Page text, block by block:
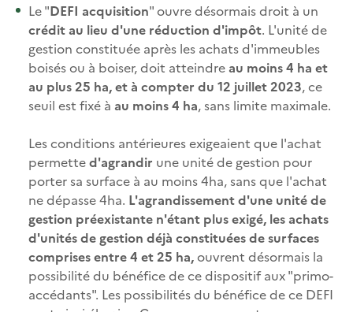
Le "DEFI acquisition" ouvre désormais droit à un
crédit au lieu d'une réduction d'impôt. L'unité de
gestion constituée après les achats d'immeubles
boisés ou à boiser, doit atteindre au moins 4 ha et
au plus 25 ha, et à compter du 12 juillet 2023, ce
seuil est fixé à au moins 4 ha, sans limite maximale.
Les conditions antérieures exigeaient que l'achat
permetted'agrandir une unité de gestion pour
porter sa surface à au moins 4ha, sans que l'achat
ne dépasse 4ha. L'agrandissement d'une unité de
gestion préexistante n'étant plus exigé, les achats
d'unités de gestion déjà constituées de surfaces
comprises entre 4 et 25 ha,ouvrent désormais la
possibilité du bénéfice de ce dispositif aux "primo-
accédants". Les possibilités du bénéfice de ce DEFI